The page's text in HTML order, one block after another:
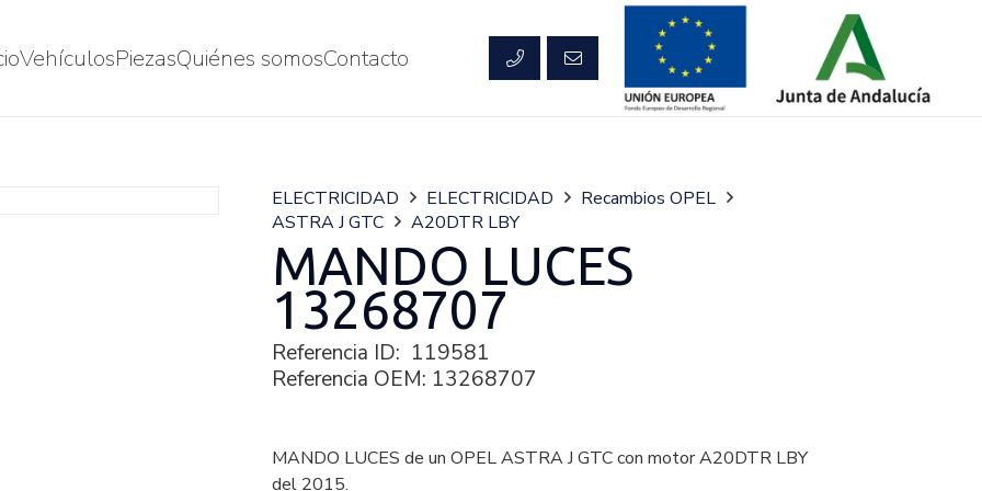
VehículosPiezasQuiénes somosContacto
ELECTRICIDAD ELECTRICIDAD
Recambios OPEL
ASTRA J GTC
A20DTR LBY
MANDO LUCES
13268707
Referencia ID: 119581
Referencia OEM: 13268707
MANDO LUCES de un OPEL ASTRA J GTC con motor A20DTR LBY
del 2015.